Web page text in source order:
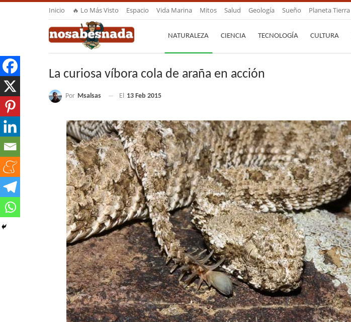
Inicio 🔥 Lo Más Visto Espacio Vida Marina Mitos Salud Geología Sueño Planeta Tierra
NATURALEZA CIENCIA TECNOLOGÍA CULTURA
La curiosa víbora cola de araña en acción
Por Msalsas El 13 Feb 2015